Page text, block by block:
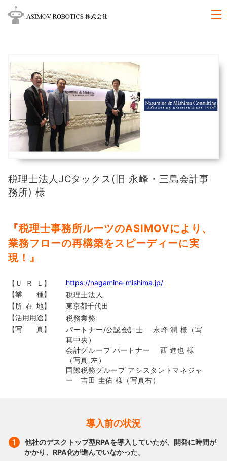
税理士法人JCタックス(旧 永峰・三島会計事
務所) 様
『税理士事務所ルーツのASIMOVにより、
業務フローの再構築をスピーディーに実
現！』
【Ｕ Ｒ Ｌ】
https://nagamine-mishima.jp/
【業 種】
税理士法人
【所 在 地】
東京都千代田
【活用用途】
税務業務
【写 真】
パートナー/公認会計士 永峰 潤 様（写
真中央）
会計グループ パートナー 西 進也 様
（写真 左）
国際税務グループ アシスタントマネジャ
ー 吉田 圭佑 様（写真右）
導入前の状況
他社のデスクトップ型RPAを導入していたが、開発に時間が
かかり、RPA化が進んでいなかった。